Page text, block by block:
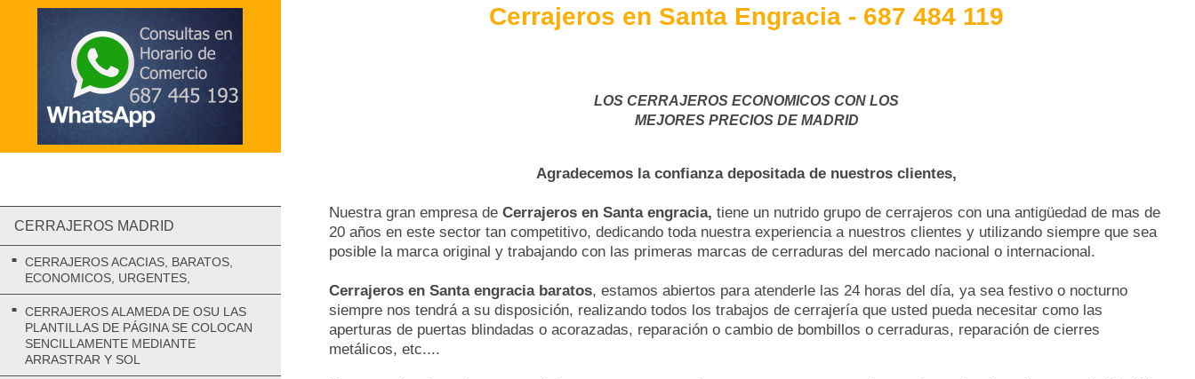
CERRAJEROS MADRID
CERRAJEROS ACACIAS, BARATOS,
ECONOMICOS, URGENTES,
CERRAJEROS ALAMEDA DE OSU LAS
PLANTILLAS DE PÁGINA SE COLOCAN
SENCILLAMENTE MEDIANTE
ARRASTRAR Y SOL
Cerrajeros en Santa Engracia - 687 484 119
LOS CERRAJEROS ECONOMICOS CON LOS
MEJORES PRECIOS DE MADRID
Agradecemos la confianza depositada de nuestros clientes,
Nuestra gran empresa de Cerrajeros en Santa engracia, tiene un nutrido grupo de cerrajeros con una antigüedad de mas de
20 años en este sector tan competitivo, dedicando toda nuestra experiencia a nuestros clientes y utilizando siempre que sea
posible la marca original y trabajando con las primeras marcas de cerraduras del mercado nacional o internacional.
Cerrajeros en Santa engracia baratos, estamos abiertos para atenderle las 24 horas del día, ya sea festivo o nocturno
siempre nos tendrá a su disposición, realizando todos los trabajos de cerrajería que usted pueda necesitar como las
aperturas de puertas blindadas o acorazadas, reparación o cambio de bombillos o cerraduras, reparación de cierres
metálicos, etc....